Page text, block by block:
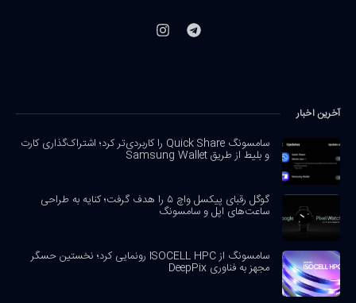
آخرین اخبار
سامسونگ Quick Share را کاربردی‌تر کرد؛ اشتراک‌گذاری کارت
و بلیط از طریق Samsung Wallet
گوگل رقبای پیکسل واچ ۵ را هدف گرفت؛ کنایه به طراحی
ساعت‌های اپل و سامسونگ
سامسونگ از ISOCELL HPC رونمایی کرد؛ نخستین حسگر
مجهز به فناوری DeepPix